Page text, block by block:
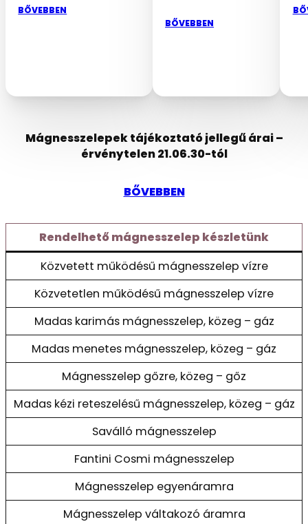
BŐVEBBEN
BŐVEBBEN
Mágnesszelepek tájékoztató jellegű árai –
érvénytelen 21.06.30-tól
BŐVEBBEN
Rendelhető mágnesszelep készletünk
Közvetett működésű mágnesszelep vízre
Közvetetlen működésű mágnesszelep vízre
Madas karimás mágnesszelep, közeg – gáz
Madas menetes mágnesszelep, közeg – gáz
Mágnesszelep gőzre, közeg – gőz
Madas kézi reteszelésű mágnesszelep, közeg – gáz
Saválló mágnesszelep
Fantini Cosmi mágnesszelep
Mágnesszelep egyenáramra
Mágnesszelep váltakozó áramra